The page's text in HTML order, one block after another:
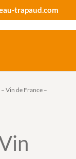
trapaud.com
Vin de France –